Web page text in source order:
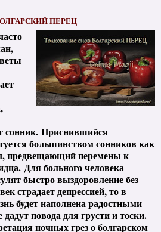
ПЕРЕЦ
сонник. Приснившийся
большинством сонников как
предвещающий перемены к
Для больного человека
быстро выздоровление без
страдает депрессией, то в
будет наполнена радостными
повода для грусти и тоски.
ночных грез о болгарском